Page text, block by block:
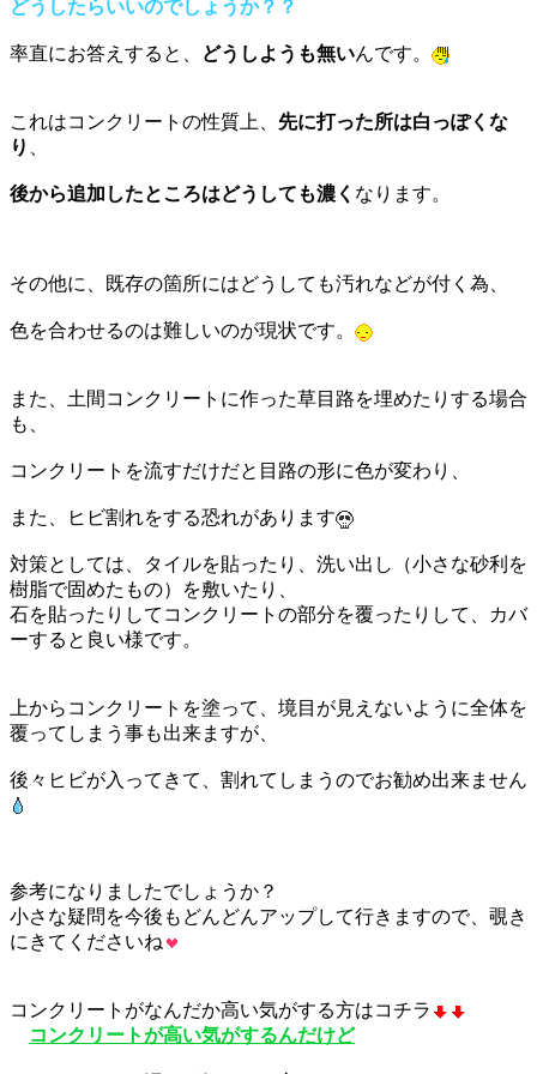
どうしたらいいのでしょうか？？
率直にお答えすると、 どうしようも無いんです。
これはコンクリートの性質上、 先に打った所は白っぽくな
り
後から追加したところはどうしても濃く なります。
その他に、既存の箇所にはどうしても汚れなどが付く為、
色を合わせるのは難しいのが現状です。
また、土間コンクリートに作った草目路を埋めたりする場合
も、
コンクリートを流すだけだと目路の形に色が変わり、
また、ヒビ割れをする恐れがあります
対策としては、タイルを貼ったり、洗い出し（小さな砂利を
樹脂で固めたもの）を敷いたり、
石を貼ったりしてコンクリートの部分を覆ったりして、カバ
ーすると良い様です。
上からコンクリートを塗って、境目が見えないように全体を
覆ってしまう事も出来ますが、
後々ヒビが入ってきて、割れてしまうのでお勧め出来ません
参考になりましたでしょうか？
小さな疑問を今後もどんどんアップして行きますので、覗き
にきてくださいね
コンクリートがなんだか高い気がする方はコチラ
コンクリートが高い気がするんだけど